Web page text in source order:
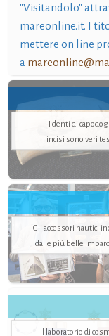
"Visitandolo"
mareonline.it. I
mettere on line
a
I denti di
incisi sono veri
Gli accessori nautici
dalle più belle
Il laboratorio di